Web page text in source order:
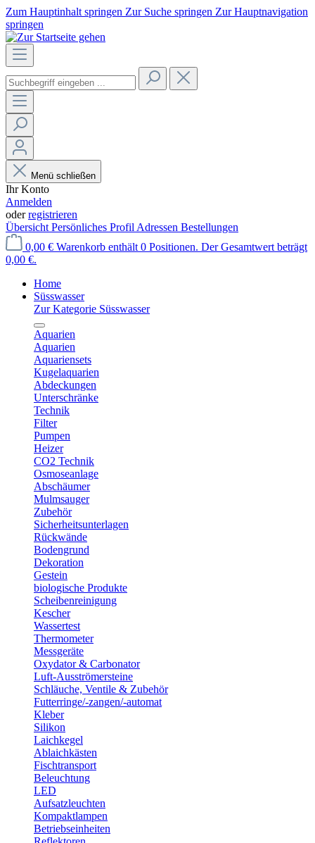
Zum Hauptinhalt springen Zur Suche springen Zur Hauptnavigation
springen
Menü schließen
Ihr Konto
Anmelden
oderregistrieren
Übersicht Persönliches Profil Adressen Bestellungen
0,00 € Warenkorb enthält 0 Positionen. Der Gesamtwert beträgt
0,00 €.
Home
Süsswasser
Zur Kategorie Süsswasser
Aquarien
Aquarien
Aquariensets
Kugelaquarien
Abdeckungen
Unterschränke
Technik
Filter
Pumpen
Heizer
CO2 Technik
Osmoseanlage
Abschäumer
Mulmsauger
Zubehör
Sicherheitsunterlagen
Rückwände
Bodengrund
Dekoration
Gestein
biologische Produkte
Scheibenreinigung
Kescher
Wassertest
Thermometer
Messgeräte
Oxydator & Carbonator
Luft-Ausströmersteine
Schläuche, Ventile & Zubehör
Futterringe/-zangen/-automat
Kleber
Silikon
Laichkegel
Ablaichkästen
Fischtransport
Beleuchtung
LED
Aufsatzleuchten
Kompaktlampen
Betriebseinheiten